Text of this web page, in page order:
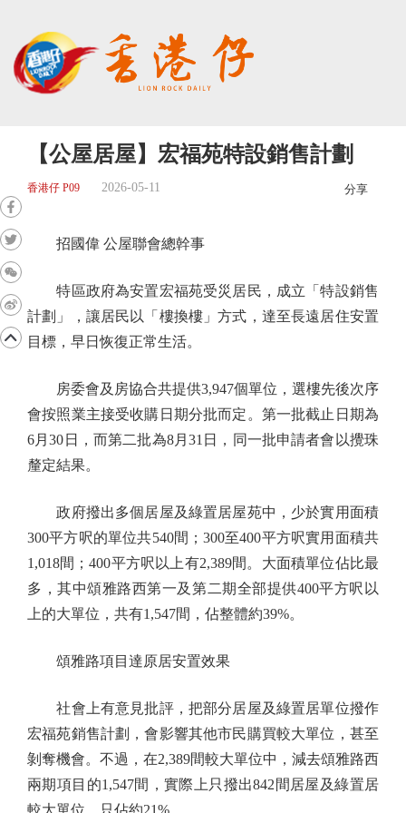
【公屋居屋】宏福苑特設銷售計劃
香港仔 P09 2026-05-11 分享
招國偉 公屋聯會總幹事
特區政府為安置宏福苑受災居民，成立「特設銷售
計劃」，讓居民以「樓換樓」方式，達至長遠居住安置
目標，早日恢復正常生活。
房委會及房協合共提供3,947個單位，選樓先後次序
會按照業主接受收購日期分批而定。第一批截止日期為
6月30日，而第二批為8月31日，同一批申請者會以攪珠
釐定結果。
政府撥出多個居屋及綠置居屋苑中，少於實用面積
300平方呎的單位共540間；300至400平方呎實用面積共
1,018間；400平方呎以上有2,389間。大面積單位佔比最
多，其中頌雅路西第一及第二期全部提供400平方呎以
上的大單位，共有1,547間，佔整體約39%。
頌雅路項目達原居安置效果
社會上有意見批評，把部分居屋及綠置居單位撥作
宏福苑銷售計劃，會影響其他市民購買較大單位，甚至
剝奪機會。不過，在2,389間較大單位中，減去頌雅路西
兩期項目的1,547間，實際上只撥出842間居屋及綠置居
較大單位，只佔約21%。